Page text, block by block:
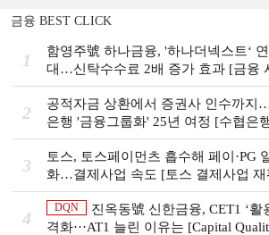
금융 BEST CLICK
1
함영주號 하나금융, '하나더넥스트‘
대…신탁수수료 2배 증가 효과 [금융
비즈니스 돋보기]
2
공적자금 상환에서 증권사 인수까지
은행 '금융그룹화' 25년 여정 [수협은
그룹의 꿈①]
3
토스, 토스페이먼츠 흡수해 페이·PG
화…결제사업 속도 [토스 결제사업 재
4
DQN
진옥동號 신한금융, CET1 ‘활
격화···AT1 늘린 이유는 [Capital